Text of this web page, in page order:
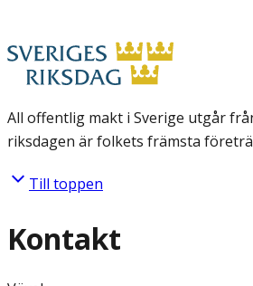
All offentlig makt i Sverige utgår
riksdagen är folkets främsta
Till toppen
Kontakt